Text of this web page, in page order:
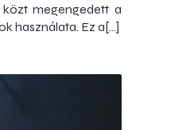
megengedett a
használata. Ez a[…]